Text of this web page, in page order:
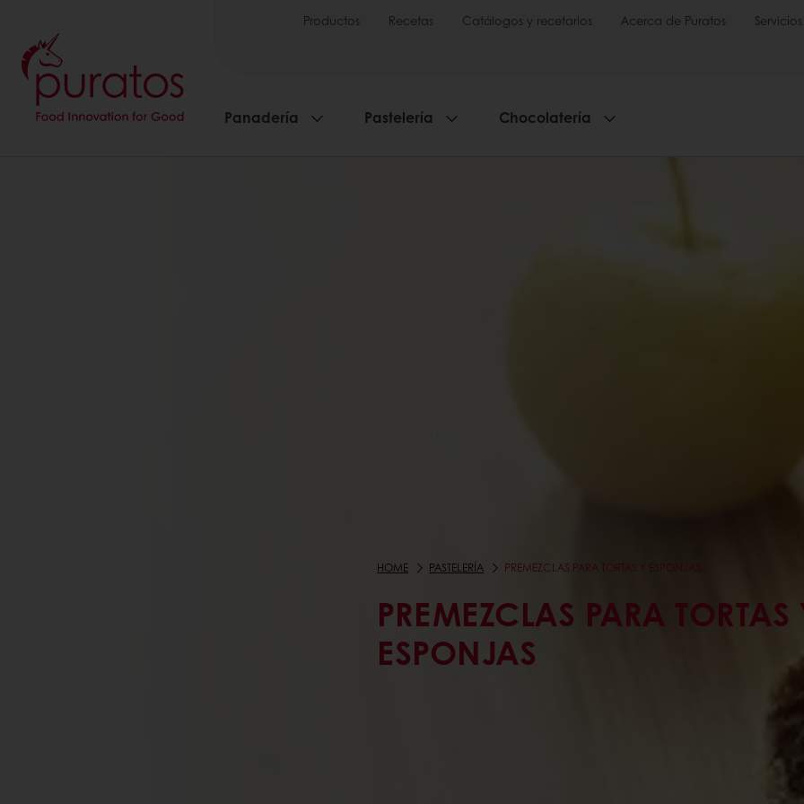
Productos Recetas Catálogos y recetarios Acerca de Puratos Servicios
Panadería Pastelería Chocolatería
HOME PASTELERÍA PREMEZCLAS PARA TORTAS Y ESPONJAS
PREMEZCLAS PARA TORTAS
ESPONJAS